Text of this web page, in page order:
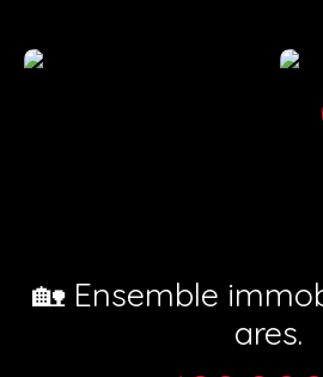
🏡 Ensemble
ares.